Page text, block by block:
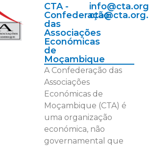
CTA -
Confederação
das
Associações
Económicas
de
Moçambique
A Confederação das
Associações
Económicas de
Moçambique (CTA) é
uma organização
económica, não
governamental que